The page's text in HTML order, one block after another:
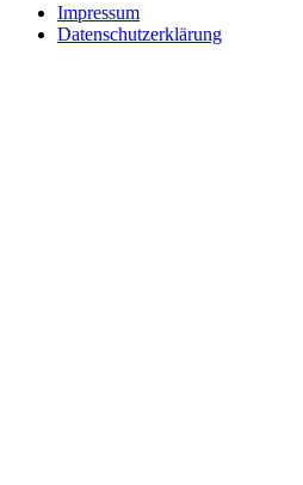
Impressum
Datenschutzerklärung